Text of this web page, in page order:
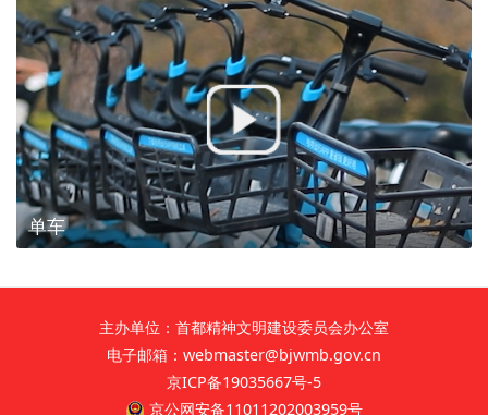
单车
主办单位：首都精神文明建设委员会办公室
电子邮箱：webmaster@bjwmb.gov.cn
京ICP备19035667号-5
京公网安备11011202003959号